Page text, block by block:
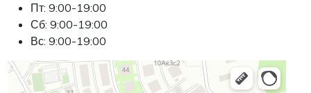
Пт: 9:00-19:00
Сб: 9:00-19:00
Вс: 9:00-19:00